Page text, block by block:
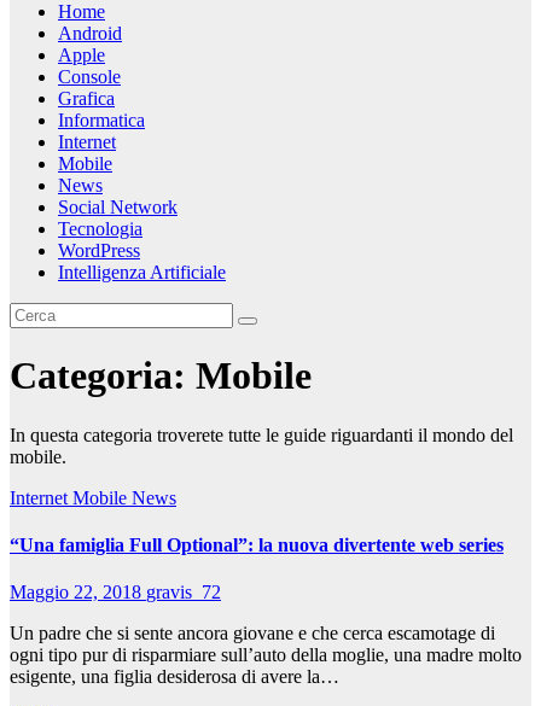
Home
Android
Apple
Console
Grafica
Informatica
Internet
Mobile
News
Social Network
Tecnologia
WordPress
Intelligenza Artificiale
Categoria: Mobile
In questa categoria troverete tutte le guide riguardanti il mondo del
mobile.
Internet Mobile News
“Una famiglia Full Optional”: la nuova divertente web series
Maggio 22, 2018 gravis_72
Un padre che si sente ancora giovane e che cerca escamotage di
ogni tipo pur di risparmiare sull’auto della moglie, una madre molto
esigente, una figlia desiderosa di avere la…